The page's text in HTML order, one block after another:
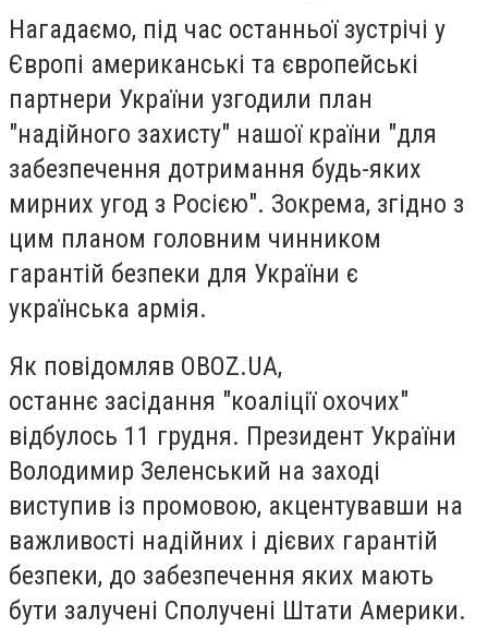
Нагадаємо, під час останньої зустрічі у
Європі американські та європейські
партнери України узгодили план
"надійного захисту" нашої країни "для
забезпечення дотримання будь-яких
мирних угод з Росією". Зокрема, згідно з
цим планом головним чинником
гарантій безпеки для України є
українська армія.
Як повідомляв OBOZ.UA,
останнє засідання "коаліції охочих"
відбулось 11 грудня. Президент України
Володимир Зеленський на заході
виступив із промовою, акцентувавши на
важливості надійних і дієвих гарантій
безпеки, до забезпечення яких мають
бути залучені Сполучені Штати Америки.